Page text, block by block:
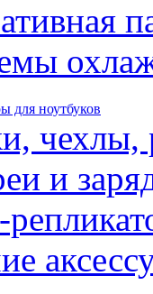
для ноутбуков
чехлы,
и